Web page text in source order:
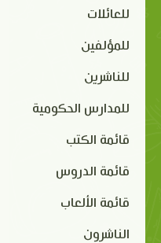
للعائلات
للمؤلفين
للناشرين
للمدارس الحكومية
قائمة الكتب
قائمة الدروس
قائمة الألعاب
الناشرون